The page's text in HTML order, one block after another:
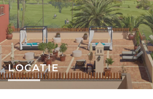
LOCATIE